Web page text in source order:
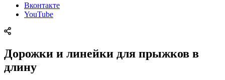
Вконтакте
YouTube
Дорожки и линейки для прыжков в
длину